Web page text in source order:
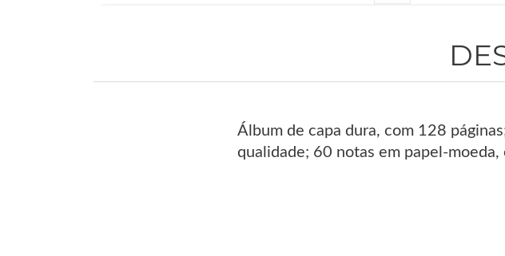
Álbum de capa dura, com 128
qualidade; 60 notas em papel-moeda,